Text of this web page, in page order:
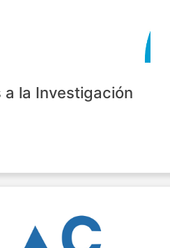
a la Investigación